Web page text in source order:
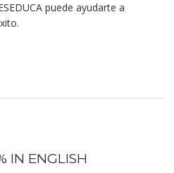
puede ayudarte a
IN ENGLISH